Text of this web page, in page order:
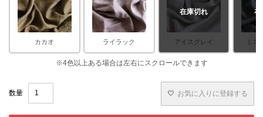
カカオ ライラック アイスグレイ
在庫切れ
ミス
在
お気に入りに登録する